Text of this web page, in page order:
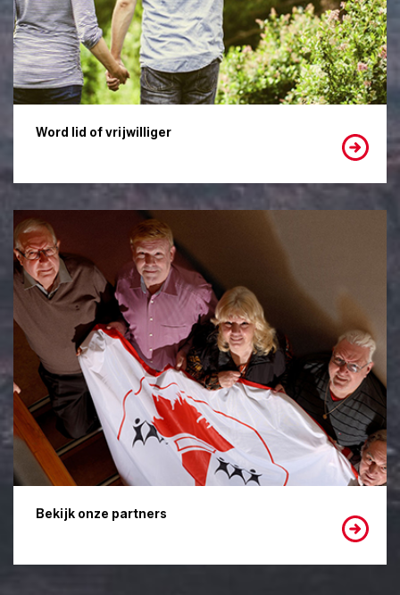
Word lid of vrijwilliger
Bekijk onze partners